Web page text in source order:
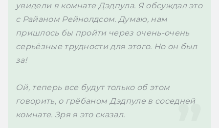
увидели в комнате Дэдпула. Я обсуждал это
с Райаном Рейнолдсом. Думаю, нам
пришлось бы пройти через очень-очень
серьёзные трудности для этого. Но он был
за!
Ой, теперь все будут только об этом
говорить, о грёбаном Дэдпуле в соседней
комнате. Зря я это сказал.